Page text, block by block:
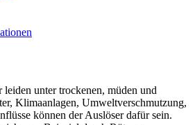
unter trockenen, müden und
Klimaanlagen, Umweltverschmutzung,
können der Auslöser dafür sein.